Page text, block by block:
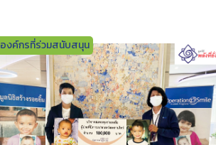
องค์กรที่ร่วมสนับสนุน